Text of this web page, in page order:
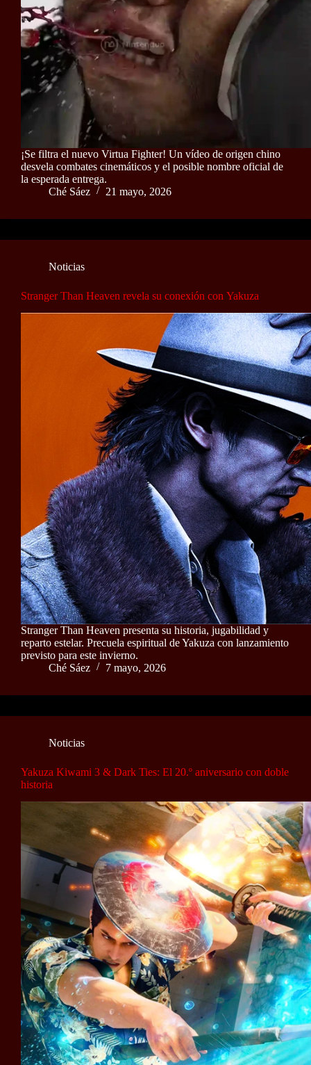
¡Se filtra el nuevo Virtua Fighter! Un vídeo de origen chino
desvela combates cinemáticos y el posible nombre oficial de
la esperada entrega.
Ché Sáez
21 mayo, 2026
Noticias
Stranger Than Heaven revela su conexión con Yakuza
Stranger Than Heaven presenta su historia, jugabilidad y
reparto estelar. Precuela espiritual de Yakuza con lanzamiento
previsto para este invierno.
Ché Sáez
7 mayo, 2026
Noticias
Yakuza Kiwami 3 & Dark Ties: El 20.º aniversario con doble
historia